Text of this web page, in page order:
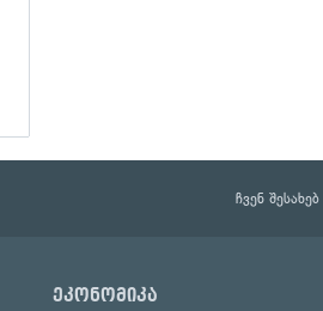
ჩვენ შესახებ
ეკონომიკა